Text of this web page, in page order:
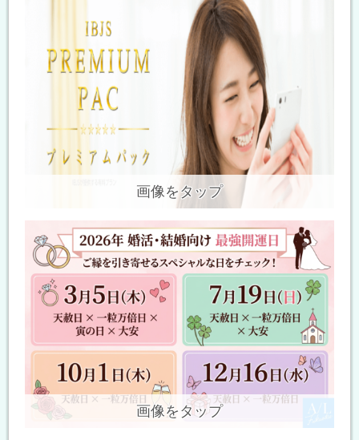
画像をタップ
画像をタップ